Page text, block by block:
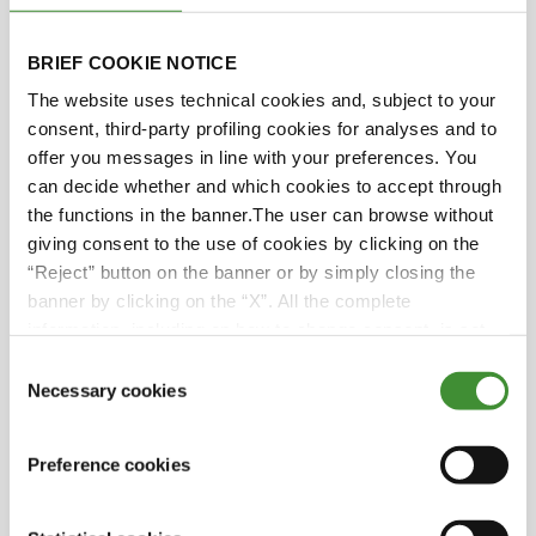
BRIEF COOKIE NOTICE
The website uses technical cookies and, subject to your
consent, third-party profiling cookies for analyses and to
offer you messages in line with your preferences. You
can decide whether and which cookies to accept through
the functions in the banner.The user can browse without
giving consent to the use of cookies by clicking on the
“Reject” button on the banner or by simply closing the
banner by clicking on the “X”. All the complete
Selection
Necessary cookies
Preference cookies
annan studie upptäckte att
sextiljoner joule värme under
2020, vilket motsvarar två
Hiroshimabomber varje
sekund.
Varje år dödar
luftföroreningar ungefär 9
miljoner människor. Dålig
utvecklingsområden i Sydasien
framöver om det inte åtgärdas